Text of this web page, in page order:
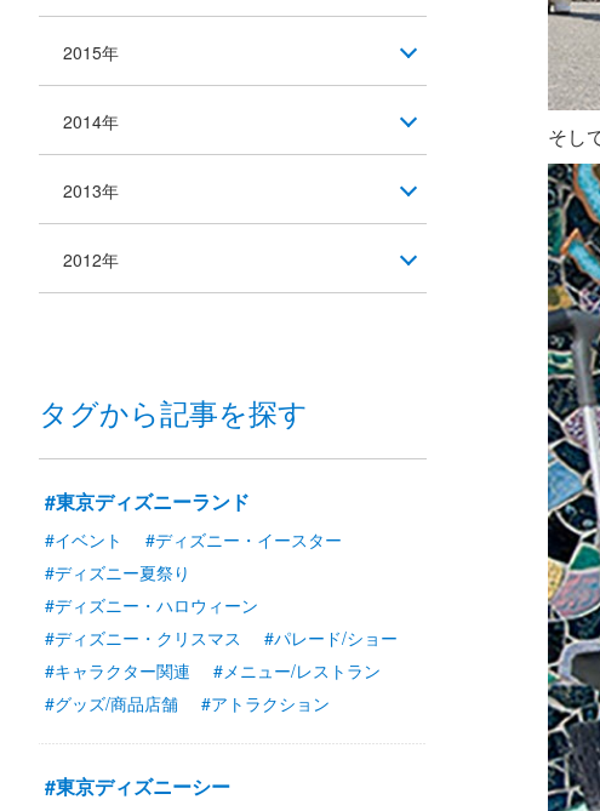
そし
2015年
2014年
2013年
2012年
タグから記事を探す
#東京ディズニーランド
#イベント
#ディズニー・イースター
#ディズニー夏祭り
#ディズニー・ハロウィーン
#ディズニー・クリスマス
#パレード/ショー
#キャラクター関連
#メニュー/レストラン
#グッズ/商品店舗
#アトラクション
#東京ディズニーシー